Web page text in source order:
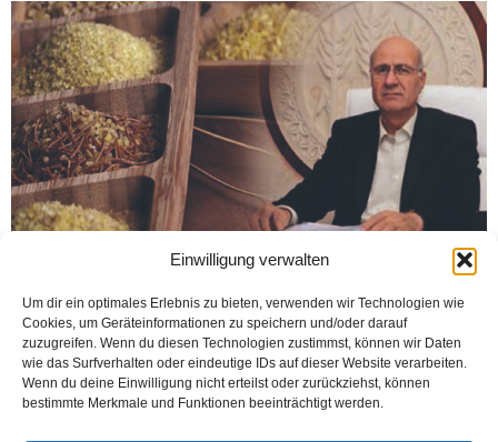
Einwilligung verwalten
Um dir ein optimales Erlebnis zu bieten, verwenden wir Technologien wie
Cookies, um Geräteinformationen zu speichern und/oder darauf
zuzugreifen. Wenn du diesen Technologien zustimmst, können wir Daten
wie das Surfverhalten oder eindeutige IDs auf dieser Website verarbeiten.
Wenn du deine Einwilligung nicht erteilst oder zurückziehst, können
bestimmte Merkmale und Funktionen beeinträchtigt werden.
BIELEFELD (Öztürk) Türkiye’nin sayılı bulgur firmaların-dan İpek Bulgur
sonucu, Avrupa’daki marketlerde yerini aldı. Bielefeld’de kurulan İPEK Bulgur
GMBH...
Weiterlesen